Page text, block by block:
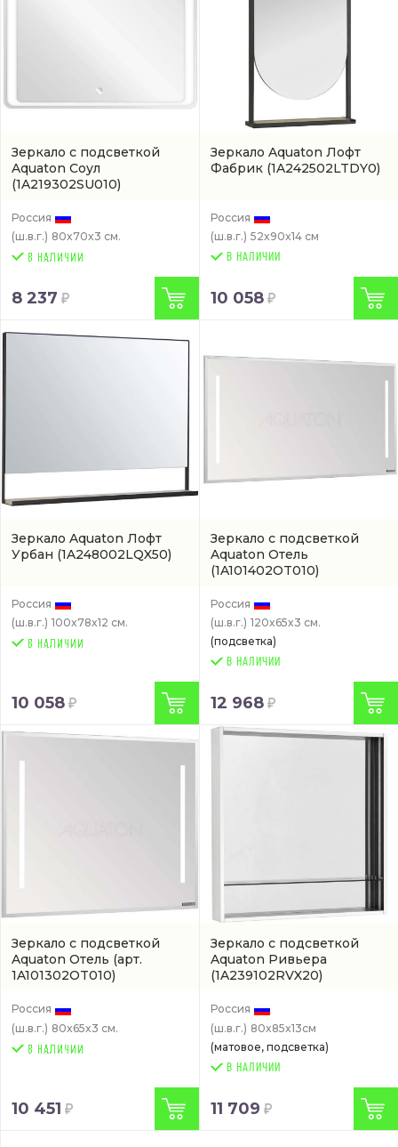
Зеркало с подсветкой
Aquaton Соул
(1A219302SU010)
Россия
(ш.в.г.) 80x70x3 см.
8 237
Зеркало Aquaton Лофт
Фабрик (1A242502LTDY0)
Россия
(ш.в.г.) 52x90x14 см
В НАЛИЧИИ
10 058
Зеркало Aquaton Лофт
Урбан (1A248002LQX50)
Россия
(ш.в.г.) 100x78x12 см.
10 058
Зеркало с подсветкой
Aquaton Отель
(1A101402OT010)
Россия
(ш.в.г.) 120x65x3 см.
(подсветка)
В НАЛИЧИИ
12 968
Зеркало с подсветкой
Aquaton Отель (арт.
1A101302OT010)
Россия
(ш.в.г.) 80x65x3 см.
10 451
Зеркало с подсветкой
Aquaton Ривьера
(1A239102RVX20)
Россия
(ш.в.г.) 80x85x13см
(матовое, подсветка)
В НАЛИЧИИ
11 709